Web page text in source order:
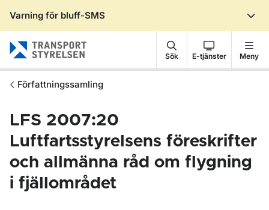
Varning för bluff-SMS
Sök E-tjänster Meny
Författningssamling
LFS 2007:20
Luftfartsstyrelsens föreskrifter
och allmänna råd om flygning
i fjällområdet